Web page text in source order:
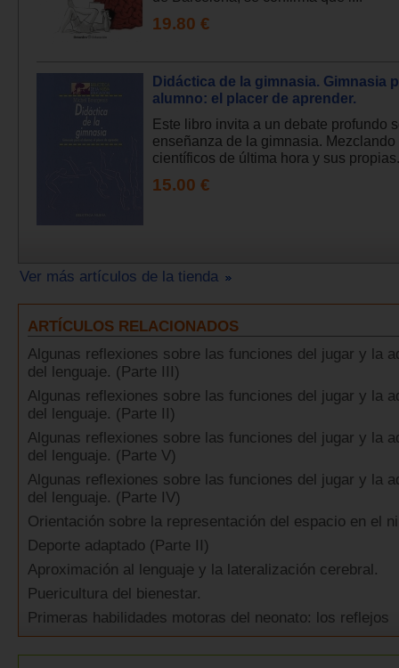
19.80 €
Didáctica de la gimnasia. Gimnasia
alumno: el placer de aprender.
Este libro invita a un debate profundo
enseñanza de la gimnasia. Mezclando
científicos de última hora y sus
15.00 €
Ver más artículos de la tienda
ARTÍCULOS RELACIONADOS
Algunas reflexiones sobre las funciones del jugar y la
del lenguaje. (Parte III)
Algunas reflexiones sobre las funciones del jugar y la
del lenguaje. (Parte II)
Algunas reflexiones sobre las funciones del jugar y la
del lenguaje. (Parte V)
Algunas reflexiones sobre las funciones del jugar y la
del lenguaje. (Parte IV)
Orientación sobre la representación del espacio en el
Deporte adaptado (Parte II)
Aproximación al lenguaje y la lateralización cerebral.
Puericultura del bienestar.
Primeras habilidades motoras del neonato: los reflejos